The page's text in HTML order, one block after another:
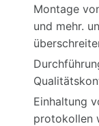
Montage
und mehr.
Einhaltung
protokollen